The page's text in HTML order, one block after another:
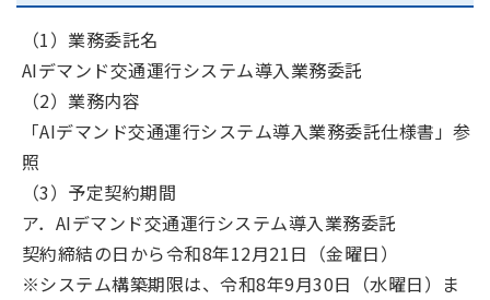
（1）業務委託名
AIデマンド交通運行システム導入業務委託
（2）業務内容
「AIデマンド交通運行システム導入業務委託仕様書」参
照
（3）予定契約期間
ア．AIデマンド交通運行システム導入業務委託
契約締結の日から令和8年12月21日（金曜日）
※システム構築期限は、令和8年9月30日（水曜日）ま